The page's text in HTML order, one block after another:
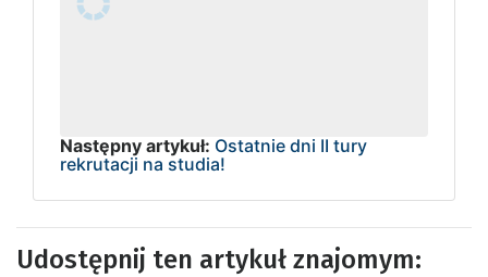
Następny artykuł: Ostatnie dni II tury
rekrutacji na studia!
Udostępnij ten artykuł znajomym: